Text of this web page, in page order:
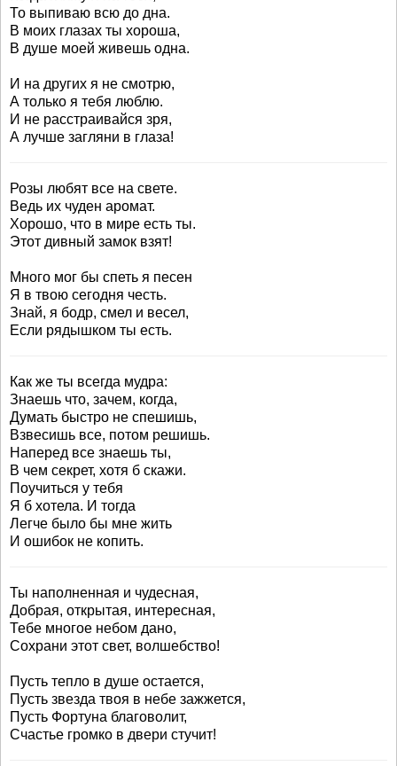
То выпиваю всю до дна.
В моих глазах ты хороша,
В душе моей живешь одна.
И на других я не смотрю,
А только я тебя люблю.
И не расстраивайся зря,
А лучше загляни в глаза!
Розы любят все на свете.
Ведь их чуден аромат.
Хорошо, что в мире есть ты.
Этот дивный замок взят!
Много мог бы спеть я песен
Я в твою сегодня честь.
Знай, я бодр, смел и весел,
Если рядышком ты есть.
Как же ты всегда мудра:
Знаешь что, зачем, когда,
Думать быстро не спешишь,
Взвесишь все, потом решишь.
Наперед все знаешь ты,
В чем секрет, хотя б скажи.
Поучиться у тебя
Я б хотела. И тогда
Легче было бы мне жить
И ошибок не копить.
Ты наполненная и чудесная,
Добрая, открытая, интересная,
Тебе многое небом дано,
Сохрани этот свет, волшебство!
Пусть тепло в душе остается,
Пусть звезда твоя в небе зажжется,
Пусть Фортуна благоволит,
Счастье громко в двери стучит!